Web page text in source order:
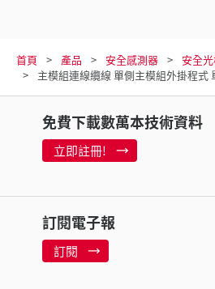
首頁 產品 安全感測器 安全
主模組連線纜線 單側主模組外掛程式
免費下載數萬本技術資料
立即註冊!
訂閱電子報
訂閱